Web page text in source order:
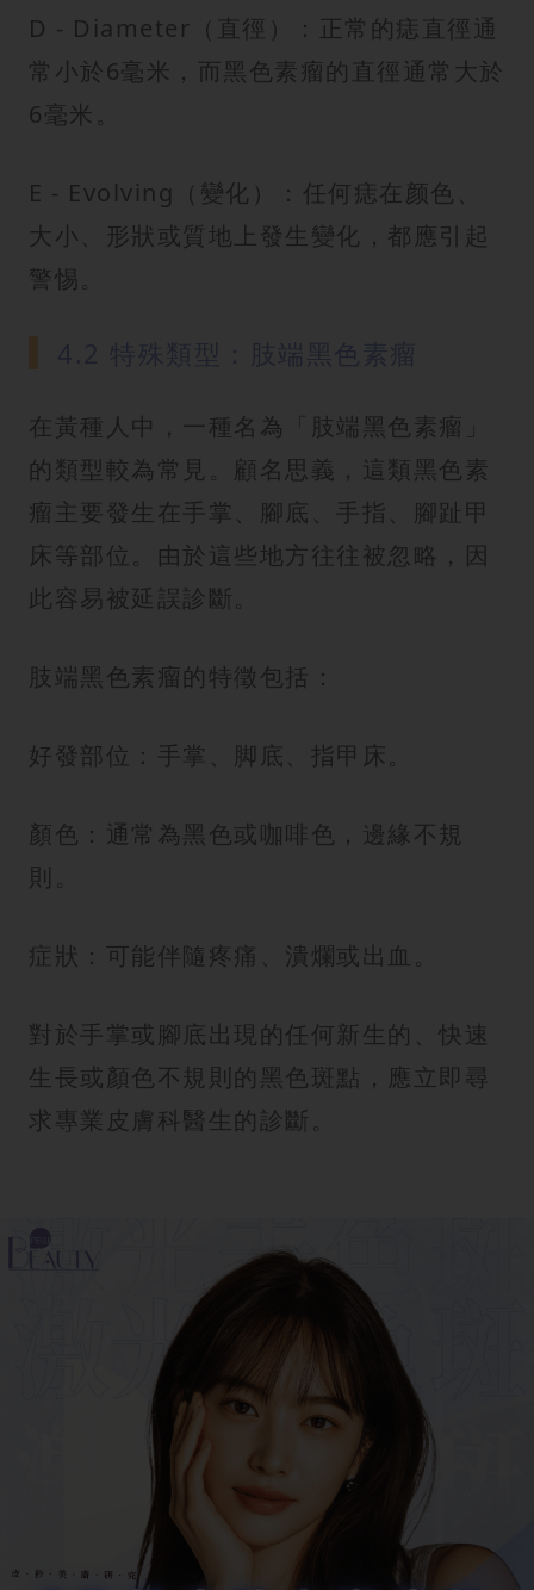
D - Diameter（直徑）：正常的痣直徑通
常小於6毫米，而黑色素瘤的直徑通常大於
6毫米。
E - Evolving（變化）：任何痣在颜色、
大小、形狀或質地上發生變化，都應引起
警惕。
在黃種人中，一種名為「肢端黑色素瘤」
的類型較為常見。顧名思義，這類黑色素
瘤主要發生在手掌、腳底、手指、腳趾甲
床等部位。由於這些地方往往被忽略，因
此容易被延誤診斷。
肢端黑色素瘤的特徵包括：
好發部位：手掌、脚底、指甲床。
顏色：通常為黑色或咖啡色，邊緣不規
則。
症狀：可能伴隨疼痛、潰爛或出血。
對於手掌或腳底出現的任何新生的、快速
生長或顏色不規則的黑色斑點，應立即尋
求專業皮膚科醫生的診斷。